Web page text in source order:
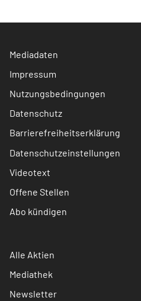
Mediadaten
Impressum
Nutzungsbedingungen
Datenschutz
Barrierefreiheitserklärung
Datenschutzeinstellungen
Videotext
Offene Stellen
Abo kündigen
Alle Aktien
Mediathek
Newsletter